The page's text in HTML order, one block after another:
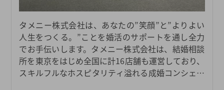
タメニー株式会社は、あなたの”笑顔”と”よりよい
人生をつくる。”ことを婚活のサポートを通し全力
でお手伝いします。タメニー株式会社は、結婚相談
所を東京をはじめ全国に計16店舗も運営しており、
スキルフルなホスピタリティ溢れる成婚コンシェル